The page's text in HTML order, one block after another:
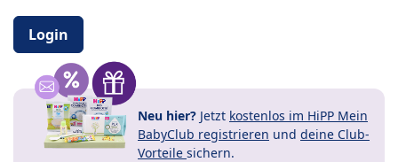
Login
Neu hier? Jetzt kostenlos im HiPP Mein
BabyClub registrieren und deine Club-
Vorteile sichern.